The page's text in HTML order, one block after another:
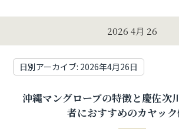
2026 4月 26
日別アーカイブ: 2026年4月26日
沖縄マングローブの特徴と慶佐次
者におすすめのカヤッ